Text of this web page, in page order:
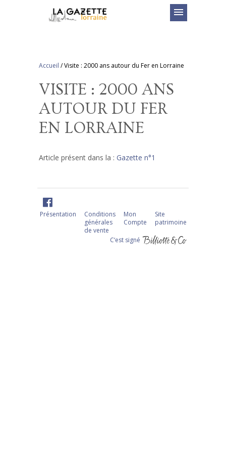
menu
Accueil /Visite : 2000 ans autour du Fer en Lorraine
VISITE : 2000 ANS
AUTOUR DU FER
EN LORRAINE
Article présent dans la : Gazette n°1
Présentation
Conditions
générales
de vente
Mon
Compte
Site
patrimoine
C‘est signé